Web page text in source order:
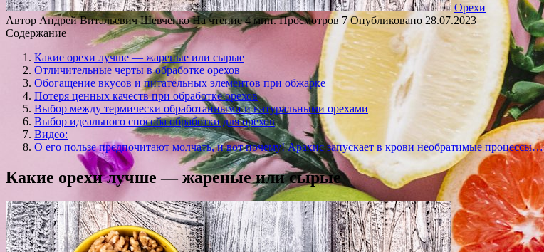
Орехи
Автор Андрей Витальевич Шевченко На чтение4 мин. Просмотров 7 Опубликовано 28.07.2023
Содержание
Какие орехи лучше — жареные или сырые
Отличительные черты в обработке орехов
Обогащение вкусов и питательных элементов при обжарке
Потеря ценных качеств при обработке орехов
Выбор между термически обработанными и натуральными орехами
Выбор идеального способа обработки для орехов
Видео:
О его пользе предпочитают молчать, и вот почему! Арахис запускает в крови необратимые процессы…
Какие орехи лучше — жареные или сырые